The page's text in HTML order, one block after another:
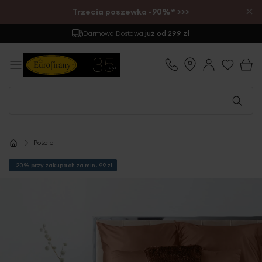
Trzecia poszewka -90%* >>> ×
Darmowa Dostawa już od 299 zł
Pościel
-20% przy zakupach za min. 99 zł